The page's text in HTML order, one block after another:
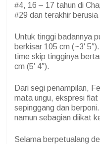
#4, 16 – 17 tahun di
#29 dan terakhir
Untuk tinggi badannya
berkisar 105 cm (~3′
time skip tingginya
cm (5′ 4″).
Dari segi penampilan,
mata ungu, ekspresi
sepinggang dan
namun sebagian diikat
Selama berpetualang